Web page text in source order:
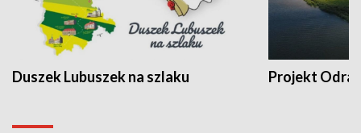
Duszek Lubuszek na szlaku Projekt Odra